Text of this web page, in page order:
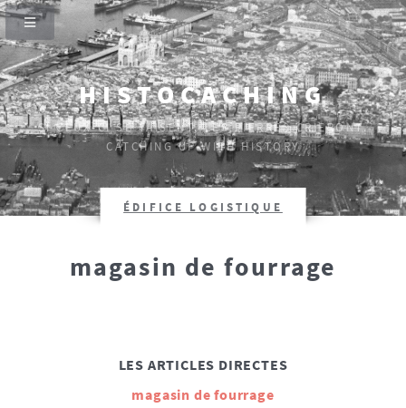
HISTOCACHING
SI CEUX-CI SE TAISENT, LES PIERRES CRIERONT.
CATCHING UP WITH HISTORY
ÉDIFICE LOGISTIQUE
magasin de fourrage
LES ARTICLES DIRECTES
magasin de fourrage